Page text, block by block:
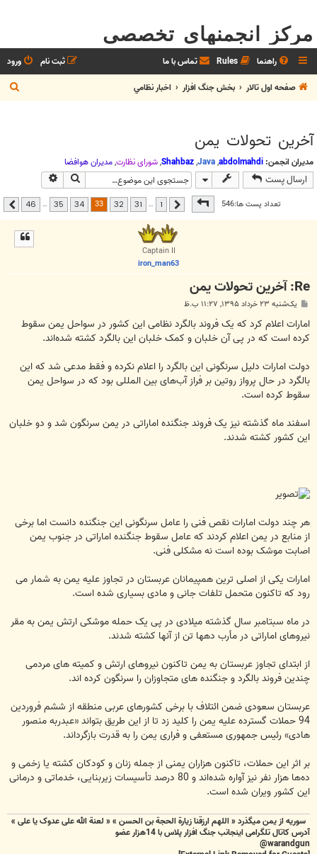
مرکز انجمنهای تخصصی
راهنما Rules تماس با ما ورود
ثبت نام
صفحه اول تالار
بخش جنگ افزار اخبار نظامي
ج
س
آخرین تحولات یمن
مدیران انجمن: abdolmahdi
,
Java
,
Shahbaz
,شوراي نظارت,مديران هوافضا
ارسال پست جستجو
تعداد پست ها:546
صفحه33 از46 قبلی …
31
32
33
34
35
…
46 بعدی
Captain II
iron_man63
Re: آخرین تحولات یمن
پ
ت
یک‌شنبه ۲۳ خرداد ۱۳۹۵, ۱۱:۲۷ ب.ظ
امارات اعلام کرد که یک فروند بالگرد نظامی این کشور در سواحل یمن سقوط
کرده است که در پی آن خلبان و کمک خلبان این بالگرد کشته شده‌اند.
دولت امارات دلیل سرنگونی این بالگرد را اعلام نکرده و فقط مدعی شد که این
بالگرد در حال پرواز روتین بر فراز آب‌های بین المللی بود که در سواحل یمن
سقوط کرده است.
اسفند ماه گذشته نیز یک فروند جنگنده اماراتی در یمن سرنگون شد و دو خلبان
این کشور کشته شدند.
هر چند دولت امارات نقص فنی را عامل سرنگونی این جنگنده دانست اما برخی
از منابع در یمن اعلام کردند که عامل سقوط جنگنده اماراتی در جنوب یمن
اصابت موشک بوده است نه مشکلی فنی.
امارات یکی از اصلی ترین همپیمانان عربستان در تجاوز علیه یمن به شمار می
رود که تاکنون متحمل تلفات جانی و مادی بسیاری شده است.
در ماه سبتامبر سال گذشته میلادی در پی یک حمله موشکی ارتش یمن به مقر
نیروهای اماراتی در مأرب دهها تن از آنها کشته شدند.
از ابتدای تجاوز عربستان به یمن تاکنون نیروهای ارتش و کمیته های مردمی
چندین فروند بالگرد و جنگنده های متجاوزان را سرنگون کرده اند.
عربستان سعودی ضمن ائتلاف با برخی کشورهای عربی منطقه از ششم فروردین
94 حملات گسترده علیه یمن را کلید زد تا از این طریق بتواند «عبدربه منصور
هادی» رئیس جمهوری مستعفی و فراری یمن را به قدرت بازگرداند.
بر اثر این حملات، تاکنون هزاران یمنی از جمله زنان و کودکان کشته یا زخمی و
ده‌ها هزار نفر نیز آواره شده‌اند و 80 درصد تأسیسات زیربنایی، خدماتی و درمانی
این کشور ویران شده است.
سوریه از یمن میگذرد « اللهم ارزقنا زيارة الحجة بن الحسن » « لعنة الله علی عدوک یا علی »
آدرس کاتال تلگرامی اینجانب جنگ افزار پلاس با 14هزار عضو
warandgun@